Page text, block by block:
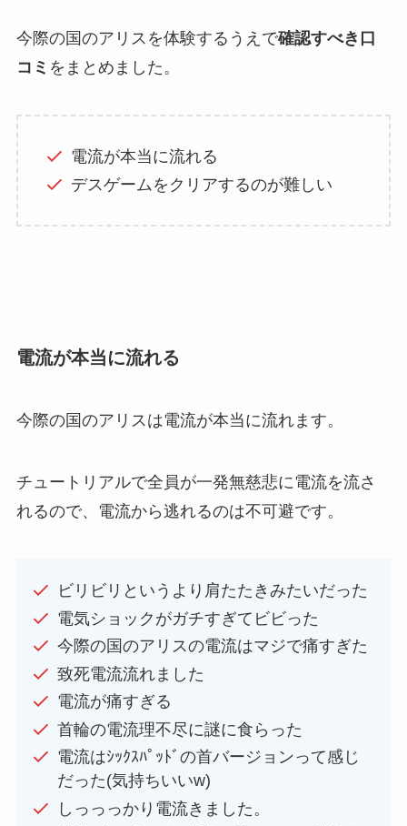
今際の国のアリスを体験するうえで確認すべき口
コミ をまとめました。
電流が本当に流れる
デスゲームをクリアするのが難しい
電流が本当に流れる
今際の国のアリスは電流が本当に流れます。
チュートリアルで全員が一発無慈悲に電流を流さ
れるので、電流から逃れるのは不可避です。
ビリビリというより肩たたきみたいだった
電気ショックがガチすぎてビビった
今際の国のアリスの電流はマジで痛すぎた
致死電流流れました
電流が痛すぎる
首輪の電流理不尽に謎に食らった
電流はｼｯｸｽﾊﾟｯﾄﾞの首バージョンって感じ
だった(気持ちいいw)
しっっっかり電流きました。